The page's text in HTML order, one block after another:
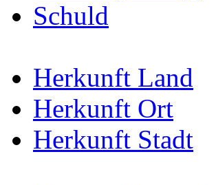
Schuld
Herkunft Land
Herkunft Ort
Herkunft Stadt